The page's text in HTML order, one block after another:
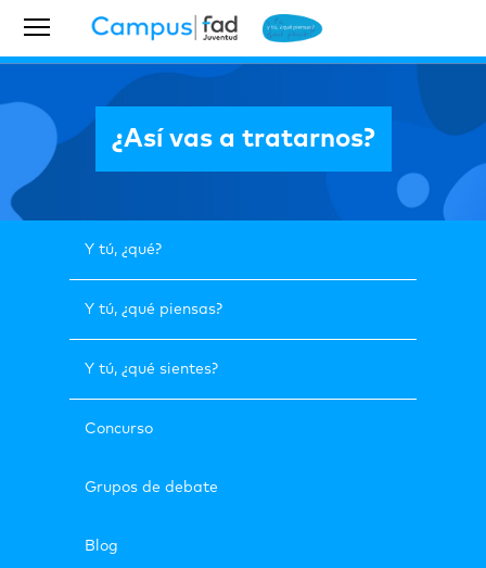
¿Así vas a tratarnos?
Y tú, ¿qué?
Y tú, ¿qué piensas?
Y tú, ¿qué sientes?
Concurso
Grupos de debate
Blog